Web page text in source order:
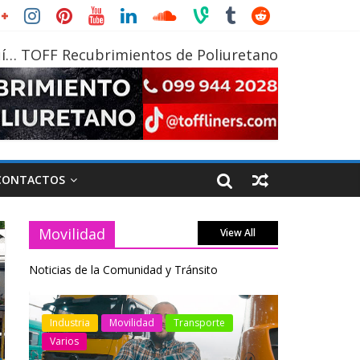
TOFF Recubrimientos de Poliuretano
Movilidad View All
Noticias de la Comunidad y Tránsito
Industria Movilidad
Transporte
Varios